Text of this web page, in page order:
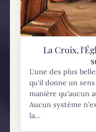
La Croix,
L’une des plus
qu'il donne un
manière qu'aucun
Aucun système
la...